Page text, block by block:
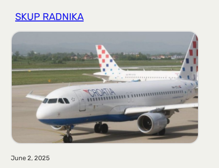
t
r
a
g
a
SKUP RADNIKA
June 2, 2025